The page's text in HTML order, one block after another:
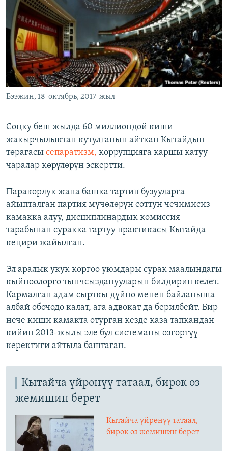
Бээжин, 18-октябрь, 2017-жыл
Соңку беш жылда 60 миллиондой киши
жакырчылыктан кутулганын айткан Кытайдын
төрагасы сепаратизм, коррупцияга каршы катуу
чаралар көрүлөрүн эскертти.
Паракорлук жана башка тартип бузууларга
айыпталган партия мүчөлөрүн соттун чечимисиз
камакка алуу, дисциплинардык комиссия
тарабынан суракка тартуу практикасы Кытайда
кеңири жайылган.
Эл аралык укук коргоо уюмдары сурак маалындагы
кыйноолорго тынчсызданууларын билдирип келет.
Кармалган адам сырткы дүйнө менен байланыша
албай обочодо калат, ага адвокат да берилбейт. Бир
нече киши камакта отурган кезде каза тапкандан
кийин 2013-жылы эле бул системаны өзгөртүү
керектиги айтыла баштаган.
Кытайча үйрөнүү татаал, бирок өз
жемишин берет
Кытайча үйрөнүү татаал,
бирок өз жемишин берет